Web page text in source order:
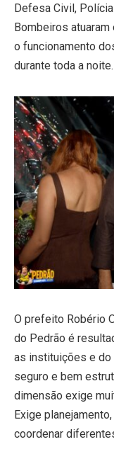
Defesa Civil,
Bombeiros
o funcionamento
durante toda a noite.
O prefeito Robério
do Pedrão é
as instituições e
seguro e bem
dimensão exige
Exige
coordenar